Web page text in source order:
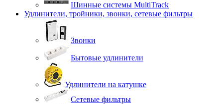
Шинные системы MultiTrack
Удлинители, тройники, звонки, сетевые фильтры
Звонки
Бытовые удлинители
Удлинители на катушке
Сетевые фильтры